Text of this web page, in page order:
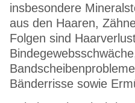
insbesondere
aus den Haaren,
Folgen sind
Bänderrisse sowie